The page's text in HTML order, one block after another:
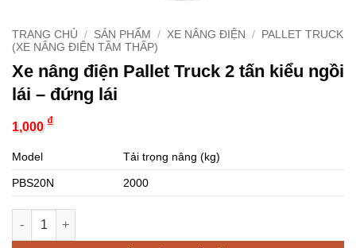
TRANG CHỦ / SẢN PHẨM / XE NÂNG ĐIỆN /
PALLET TRUCK
(XE NÂNG ĐIỆN TẦM THẤP)
Xe nâng điện Pallet Truck 2 tấn kiểu ngồi
lái – đứng lái
1,000 ₫
Model Tải trọng nâng (kg)
PBS20N 2000
Xe nâng điện Pallet Truck 2 tấn kiểu ngồi lái - đứng lái số